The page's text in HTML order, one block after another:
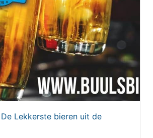
De Lekkerste bieren uit de